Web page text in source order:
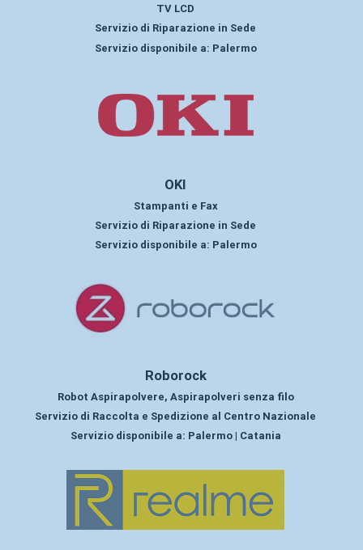
TV LCD
Servizio di Riparazione in Sede
Servizio disponibile a: Palermo
OKI
Stampanti e Fax
Servizio di Riparazione in Sede
Servizio disponibile a: Palermo
Roborock
Robot Aspirapolvere, Aspirapolveri senza filo
Servizio di Raccolta e Spedizione al Centro Nazionale
Servizio disponibile a: Palermo | Catania